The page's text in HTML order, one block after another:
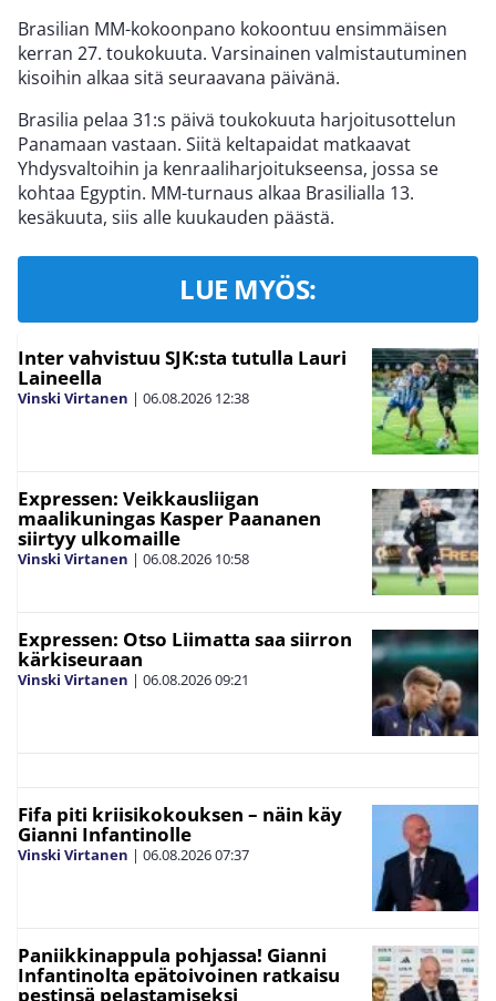
Brasilian MM-kokoonpano kokoontuu ensimmäisen
kerran 27. toukokuuta. Varsinainen valmistautuminen
kisoihin alkaa sitä seuraavana päivänä.
Brasilia pelaa 31:s päivä toukokuuta harjoitusottelun
Panamaan vastaan. Siitä keltapaidat matkaavat
Yhdysvaltoihin ja kenraaliharjoitukseensa, jossa se
kohtaa Egyptin. MM-turnaus alkaa Brasilialla 13.
kesäkuuta, siis alle kuukauden päästä.
LUE MYÖS:
Inter vahvistuu SJK:sta tutulla Lauri
Laineella
Vinski Virtanen | 06.08.2026 12:38
Expressen: Veikkausliigan
maalikuningas Kasper Paananen
siirtyy ulkomaille
Vinski Virtanen | 06.08.2026 10:58
Expressen: Otso Liimatta saa siirron
kärkiseuraan
Vinski Virtanen | 06.08.202609:21
Fifa piti kriisikokouksen – näin käy
Gianni Infantinolle
Vinski Virtanen | 06.08.202607:37
Paniikkinappula pohjassa! Gianni
Infantinolta epätoivoinen ratkaisu
pestinsä pelastamiseksi